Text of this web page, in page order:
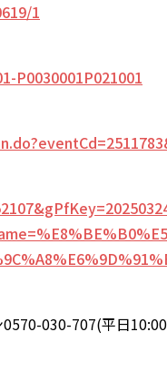
1
P0030001P021001
030-707(平日